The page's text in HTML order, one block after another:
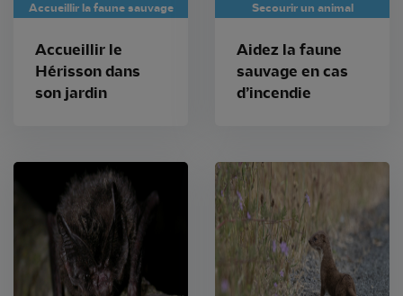
Accueillir la faune sauvage
Accueillir le
Hérisson dans
son jardin
Secourir un animal
Aidez la faune
sauvage en cas
d’incendie